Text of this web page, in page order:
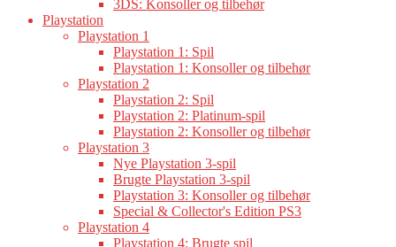
3DS: Konsoller og tilbehør
Playstation
Playstation 1
Playstation 1: Spil
Playstation 1: Konsoller og tilbehør
Playstation 2
Playstation 2: Spil
Playstation 2: Platinum-spil
Playstation 2: Konsoller og tilbehør
Playstation 3
Nye Playstation 3-spil
Brugte Playstation 3-spil
Playstation 3: Konsoller og tilbehør
Special & Collector's Edition PS3
Playstation 4
Playstation 4: Brugte spil